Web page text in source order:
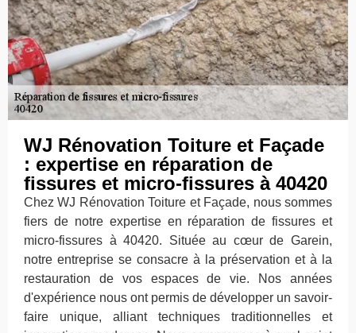
WJ Rénovation Toiture et Façade
: expertise en réparation de
fissures et micro-fissures à 40420
Chez WJ Rénovation Toiture et Façade, nous sommes
fiers de notre expertise en réparation de fissures et
micro-fissures à 40420. Située au cœur de Garein,
notre entreprise se consacre à la préservation et à la
restauration de vos espaces de vie. Nos années
d'expérience nous ont permis de développer un savoir-
faire unique, alliant techniques traditionnelles et